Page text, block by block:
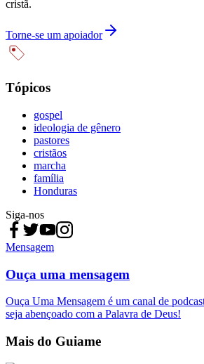
cristã.
Torne-se um apoiador
Tópicos
gospel
ideologia de gênero
pastores
cristãos
marcha
família
Honduras
Siga-nos
Mensagem
Ouça uma mensagem
Ouça Uma Mensagem é um canal de
seja abençoado com a Palavra de Deus!
Mais do Guiame